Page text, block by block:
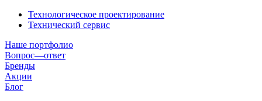
Технологическое проектирование
Технический сервис
Наше портфолио
Вопрос—ответ
Бренды
Акции
Блог